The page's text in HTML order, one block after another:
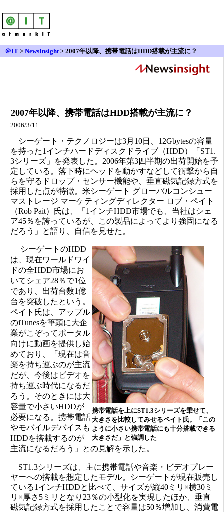
＠IT > NewsInsight> 2007年以降、携帯電話はHDD搭載が主流に？
2007年以降、携帯電話はHDD搭載が主流に？
2006/3/11
シーゲート・テクノロジーは3月10日、12Gbytesの容量
を持った1インチハードディスクドライブ（HDD）「ST1.
3シリーズ」を発表した。2006年第3四半期の出荷開始を予
定している。落下時にヘッドを動かすなどして衝撃から自
らを守るドロップ・センサー機能や、垂直磁気記録方式を
採用した点が特徴。米シーゲート グローバルコンシュー
マストレージ マーケティングディレクター ロブ・ペイト
（Rob Pait）氏は、「1インチHDD市場でも、当社はシェ
ア45％を誇っているが、この製品によってより強固になる
だろう」と語り、自信を見せた。
携帯電話を上にST1.3シリーズを乗せて、
大きさを比較してみせるペイト氏。「この
ように小さい携帯電話にも十分搭載できる
大きさだ」と強調した
シーゲートのHDD
は、現在ワールドワイ
ドの全HDD市場にお
いてシェア28％で1位
であり、出荷台数1億
台を突破したという。
ペイト氏は、アップル
のiTunesを筆頭に大企
業がこぞってポータル
向けに動画を提供し始
めており、「現在は音
楽を持ち運ぶのが主流
だが、今後はビデオを
持ち運ぶ時代になるだ
ろう。そのときには大
容量で小さいHDDが
必要になる。携帯電話
やモバイルデバイスも
HDDを搭載するのが
主流になるだろう」との見解を示した。
ST1.3シリーズは、主に携帯電話や音楽・ビデオプレー
ヤーへの搭載を想定したモデル。シーゲートが現在販売し
ている1インチHDDと比べて、サイズが縦40ミリ×横30ミ
リ×厚さ5ミリとなり23％の小型化を実現したほか、垂直
磁気記録方式を採用したことで容量は50％増加し、消費電